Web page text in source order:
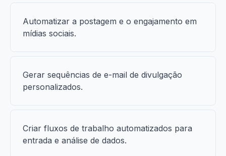
Automatizar a postagem e o engajamento em
mídias sociais.
Gerar sequências de e-mail de divulgação
personalizados.
Criar fluxos de trabalho automatizados para
entrada e análise de dados.